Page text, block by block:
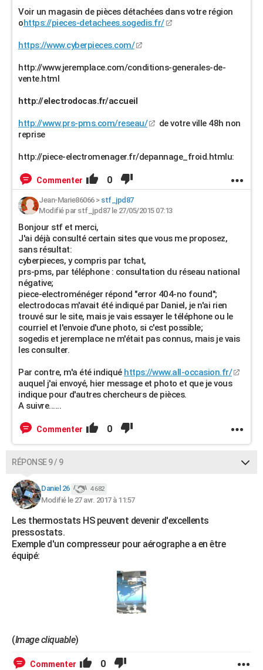
Voir un magasin de pièces détachées dans votre région
ohttps://pieces-detachees.sogedis.fr/
https://www.cyberpieces.com/
http://www.jeremplace.com/conditions-generales-de-
vente.html
http://electrodocas.fr/accueil
http://www.prs-pms.com/reseau/
de votre ville 48h non
reprise
http://piece-electromenager.fr/depannage_froid.htmlu:
Commenter 0
Jean-Marie86066> stf_jpd87
Modifié par stf_jpd87 le 27/05/2015 07:13
Bonjour stf et merci,
J'ai déjà consulté certain sites que vous me proposez,
sans résultat:
cyberpieces, y compris par tchat,
prs-pms, par téléphone : consultation du réseau national
négative;
piece-electroménéger répond "error 404-no found";
electrodocas m'avait été indiqué par Daniel, je n'ai rien
trouvé sur le site, mais je vais essayer le téléphone ou le
courriel et l'envoie d'une photo, si c'est possible;
sogedis et jeremplace ne m'était pas connus, mais je vais
les consulter.
Par contre, m'a été indiqué https://www.all-occasion.fr/
auquel j'ai envoyé, hier message et photo et que je vous
indique pour d'autres chercheurs de pièces.
A suivre......
Commenter 0
RÉPONSE 9 / 9
Daniel 26 4 682
Modifié le 27 avr. 2017 à 11:57
Les thermostats HS peuvent devenir d'excellents
pressostats.
Exemple d'un compresseur pour aérographe a en être
équipé:
(Image cliquable)
Commenter 0